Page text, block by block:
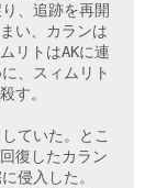
、追跡を再開
い、カランは
リトはAKに連
、スィムリト
す。
ていた。とこ
復したカラン
侵入した。